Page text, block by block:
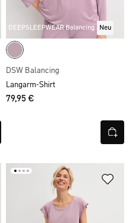
DEEPSLEEPWEAR Balancing Neu
DSW Balancing
Langarm-Shirt
79,95 €